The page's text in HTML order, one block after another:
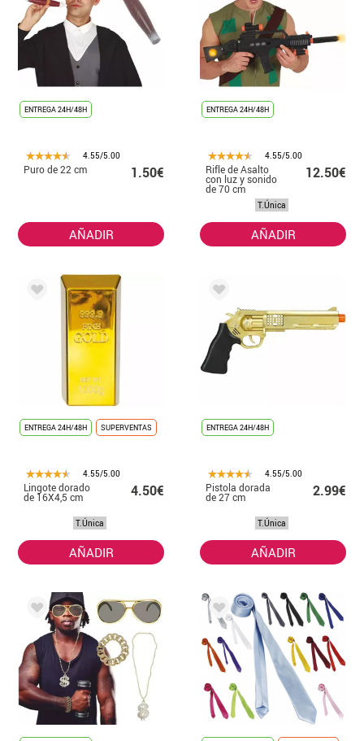
ENTREGA 24H/48H
4.55/5.00
Puro de 22 cm 1.50€
AÑADIR
ENTREGA 24H/48H
4.55/5.00
Rifle de Asalto
con luz y sonido
de 70 cm
12.50€
T.Única
AÑADIR
ENTREGA 24H/48H SUPERVENTAS
4.55/5.00
Lingote dorado
de 16X4,5 cm 4.50€
T.Única
AÑADIR
ENTREGA 24H/48H
4.55/5.00
Pistola dorada
de 27 cm 2.99€
T.Única
AÑADIR